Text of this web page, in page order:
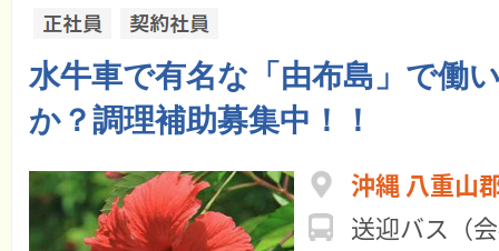
水牛車で有名な「由布島」で働
か？調理補助募集中！！
沖縄 八重山
送迎バス（